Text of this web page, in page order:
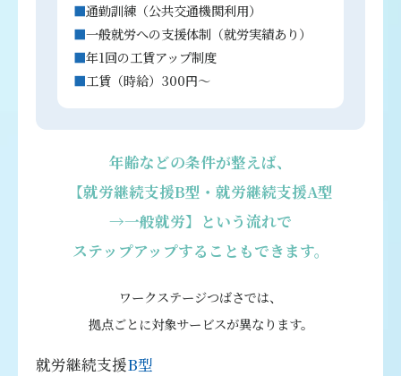
通勤訓練（公共交通機関利用）
一般就労への支援体制（就労実績あり）
年1回の工賃アップ制度
工賃（時給）300円～
年齢などの条件が整えば、
【就労継続支援B型・就労継続支援A型
→一般就労】という流れで
ステップアップすることもできます。
ワークステージつばさでは、
拠点ごとに対象サービスが異なります。
就労継続支援B型